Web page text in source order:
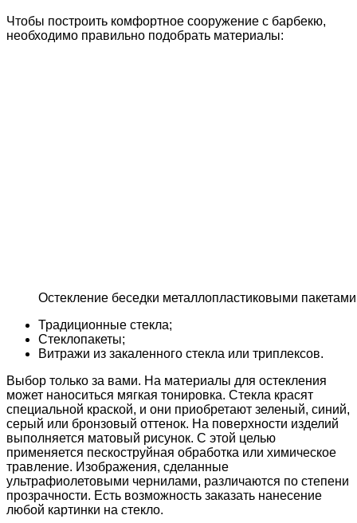
Чтобы построить комфортное сооружение с барбекю,
необходимо правильно подобрать материалы:
Остекление беседки металлопластиковыми пакетами
Традиционные стекла;
Стеклопакеты;
Витражи из закаленного стекла или триплексов.
Выбор только за вами. На материалы для остекления
может наноситься мягкая тонировка. Стекла красят
специальной краской, и они приобретают зеленый, синий,
серый или бронзовый оттенок. На поверхности изделий
выполняется матовый рисунок. С этой целью
применяется пескоструйная обработка или химическое
травление. Изображения, сделанные
ультрафиолетовыми чернилами, различаются по степени
прозрачности. Есть возможность заказать нанесение
любой картинки на стекло.